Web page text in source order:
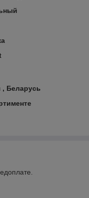
, Беларусь